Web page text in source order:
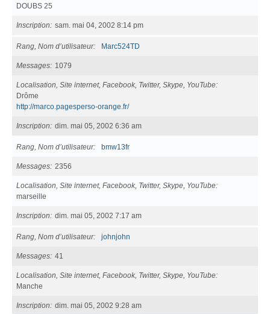
DOUBS 25
Inscription sam. mai 04, 2002 8:14 pm
Rang, Nom d’utilisateur Marc524TD
Messages 1079
Localisation, Site internet, Facebook, Twitter, Skype, YouTube
Drôme
http://marco.pagesperso-orange.fr/
Inscription dim. mai 05, 2002 6:36 am
Rang, Nom d’utilisateur bmw13fr
Messages 2356
Localisation, Site internet, Facebook, Twitter, Skype, YouTube
marseille
Inscription dim. mai 05, 2002 7:17 am
Rang, Nom d’utilisateur johnjohn
Messages 41
Localisation, Site internet, Facebook, Twitter, Skype, YouTube
Manche
Inscription dim. mai 05, 2002 9:28 am